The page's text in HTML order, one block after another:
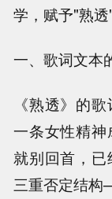
学，赋予"熟透
一、歌词文本
《熟透》的
一条女性精神
就别回首，
三重否定结